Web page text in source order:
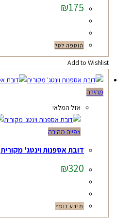
₪175
הוספה לסל
Add to Wishlist
מהירה
אזל המלאי
צפייה מהירה
דובת אספנות וינטג' מקורית
₪320
מידע נוסף